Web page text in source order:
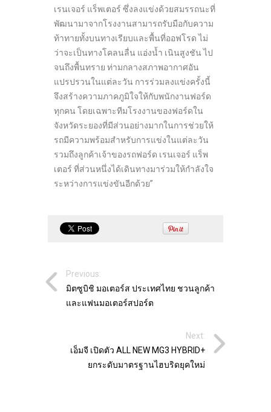
เรนเจอร์ แร็พเตอร์ ซึ่งลงแข่งด้วยสมรรถนะที่
พัฒนามาจากโรงงานสามารถรับมือกับความ
ท้าทายทั้งบนทางเรียบและพื้นที่ออฟโรด ไม่
ว่าจะเป็นทางโคลนลื่น แอ่งน้ำ เนินสูงชัน ไป
จนถึงพื้นทราย ท่ามกลางสภาพอากาศอัน
แปรปรวนในแต่ละวัน การร่วมลงแข่งครั้งนี้
จึงสร้างความภาคภูมิใจให้กับพนักงานฟอร์ด
ทุกคน โดยเฉพาะทีมโรงงานของฟอร์ดใน
จังหวัดระยองที่มีส่วนอย่างมากในการช่วยให้
รถมีความพร้อมสำหรับการแข่งในแต่ละวัน
รวมถึงลูกค้าเจ้าของรถฟอร์ด เรนเจอร์ แร็พ
เตอร์ ที่ส่วนหนึ่งได้เดินทางมาร่วมให้กำลังใจ
ระหว่างการแข่งขันอีกด้วย”
Previous:
มิตซูบิชิ มอเตอร์ส ประเทศไทย ชวนลูกค้า
และแฟนมอเตอร์สปอร์ต
Next:
เอ็มจี เปิดตัว ALL NEW MG3 HYBRID+
ยกระดับมาตรฐานไฮบริดยุคใหม่